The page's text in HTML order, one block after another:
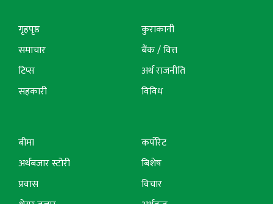
गृहपृष्ठ
समाचार
टिप्स
सहकारी
कुराकानी
बैंक / वित्त
अर्थ राजनीति
विविध
बीमा
अर्थबजार स्टोरी
प्रवास
कर्पोरेट
बिशेष
विचार